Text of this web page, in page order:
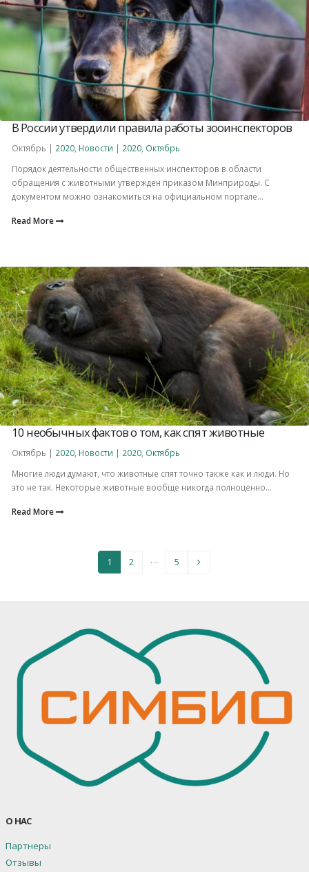
В России утвердили правила работы зооинспекторов
Октябрь | 2020 Новости | 2020 Октябрь
Порядок деятельности общественных инспекторов в области
обращения с животными утвержден приказом Минприроды. С
документом можно ознакомиться на официальном портале...
Read More
10 необычных фактов о том, как спят животные
Октябрь | 2020 Новости | 2020 Октябрь
Многие люди думают, что животные спят точно также как и люди. Но
это не так. Некоторые животные вообще никогда полноценно...
Read More
1 2 … 5
О НАС
Партнеры
Отзывы